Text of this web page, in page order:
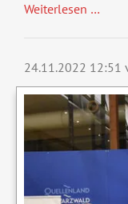
Weiterlesen …
24.11.2022 12:51